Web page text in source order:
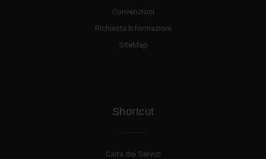
Convenzioni
Richiesta Informazioni
SiteMap
Shortcut
Carta dei Servizi